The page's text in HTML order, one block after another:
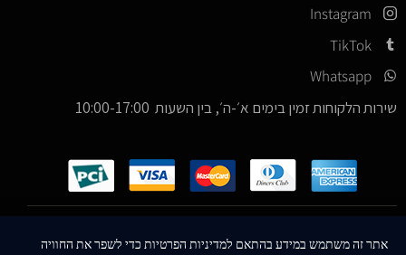
Instagram
TikTok
Whatsapp
שירות הלקוחות זמין בימים א׳-ה׳, בין השעות 10:00-17:00
אתר זה משתמש במידע בהתאם למדיניות הפרטיות כדי לשפר את החוויה